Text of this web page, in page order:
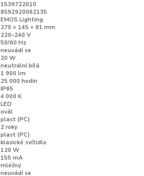
1539722010
8592920062135
EMOS Lighting
270 × 145 × 81 mm
220–240 V
50/60 Hz
neuvádí se
20 W
neutrální bílá
1 900 lm
25 000 hodin
IP65
4 000 K
LED
ovál
plast (PC)
2 roky
plast (PC)
klasické svítidlo
120 W
155 mA
mléčný
neuvádí se